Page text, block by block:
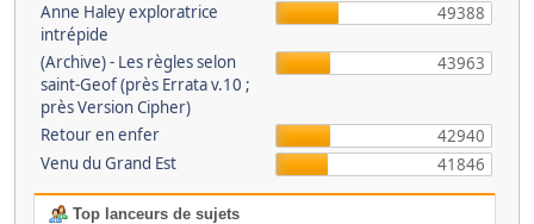
Anne Haley exploratrice
intrépide
49388
(Archive) - Les règles selon
saint-Geof (près Errata v.10 ;
près Version Cipher)
43963
Retour en enfer
42940
Venu du Grand Est
41846
Top lanceurs de sujets